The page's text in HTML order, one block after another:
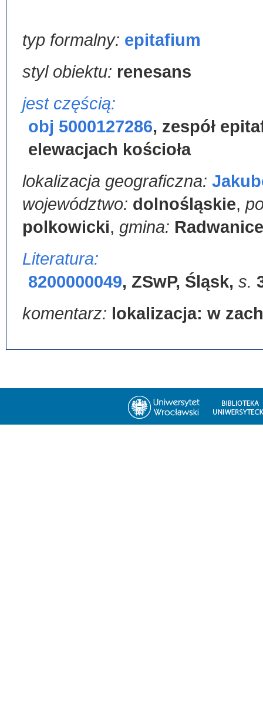
typ formalny: epitafium
styl obiektu: renesans
jest częścią:
obj 5000127286, zespół
elewacjach kościoła
lokalizacja geograficzna:
województwo: dolnośląskie,
polkowicki, gmina: Radwanice
Literatura:
8200000049, ZSwP, Śląsk, s.
komentarz: lokalizacja: w